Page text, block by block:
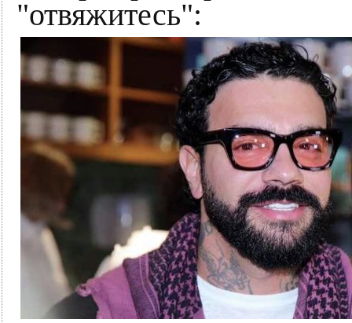
"отвяжитесь":